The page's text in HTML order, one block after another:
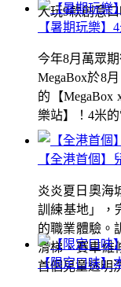
大玩9款創意
【全港首個
炎炎夏日奧海
訓練基地」，
的職業體驗。
滑梯、賽車維
首個兒童透明
【暑期玩樂】
今年8月萬眾
MegaBox於8
的【
樂站】！4米
【限定口味】